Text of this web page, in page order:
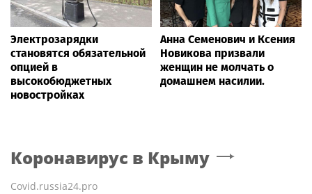
Электрозарядки
становятся обязательной
опцией в
высокобюджетных
новостройках
Анна Семенович и Ксения
Новикова призвали
женщин не молчать о
домашнем насилии.
Коронавирус в Крыму
Covid.russia24.pro